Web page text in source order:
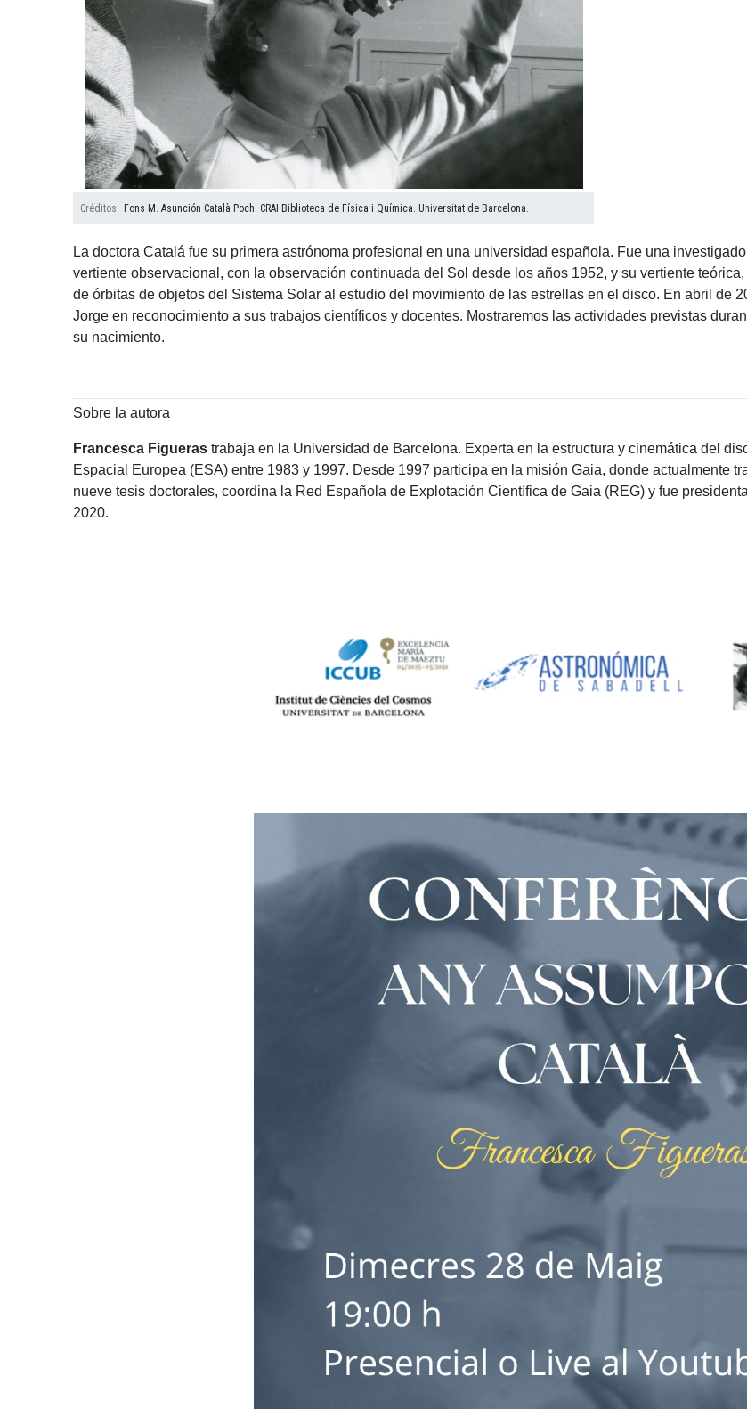
Créditos Fons M. Asunción Català Poch. CRAI Biblioteca de Física i Química. Universitat de Barcelona.
La doctora Catalá fue su primera astrónoma profesional en una universidad española. Fue una
vertiente observacional, con la observación continuada del Sol desde los años 1952, y su vertiente
de órbitas de objetos del Sistema Solar al estudio del movimiento de las estrellas en el disco. En abril de
Jorge en reconocimiento a sus trabajos científicos y docentes. Mostraremos las actividades previstas
su nacimiento.
Sobre la autora
Francesca Figueras trabaja en la Universidad de Barcelona. Experta en la estructura y cinemática del
Espacial Europea (ESA) entre 1983 y 1997. Desde 1997 participa en la misión Gaia, donde actualmente
nueve tesis doctorales, coordina la Red Española de Explotación Científica de Gaia (REG) y fue
2020.